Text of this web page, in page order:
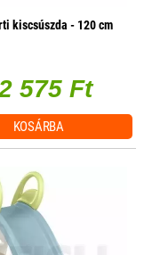
kiscsúszda - 120 cm
575 Ft
KOSÁRBA